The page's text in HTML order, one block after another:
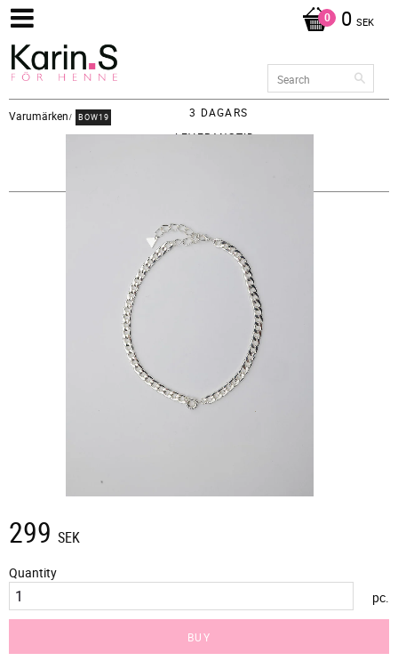
0 SEK
3 DAGARS
LEVERANSTID -
Varumärken BOW19
299 SEK
Quantity
pc.
BUY